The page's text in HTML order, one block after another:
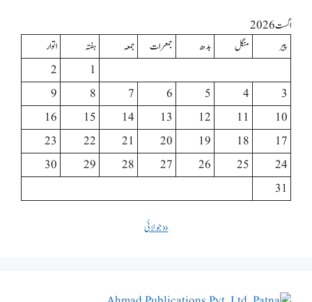
اگست 2026
پیر
منگل بدھ جمعرات جمعہ ہفتہ
اتوار
1
2
3
4
5
6
7
8
9
10
11
12
13
14
15
16
17
18
19
20
21
22
23
24
25
26
27
28
29
30
31
« جولائی